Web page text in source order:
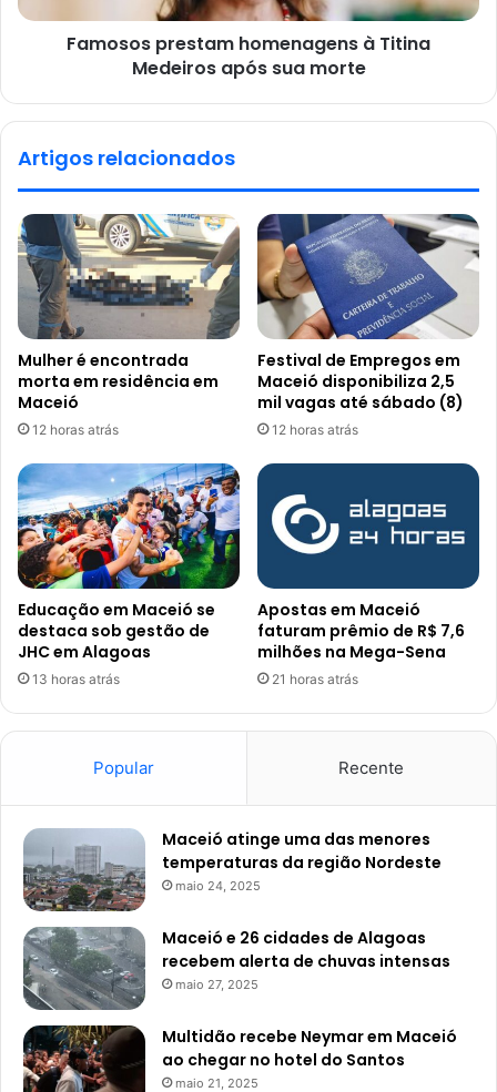
Famosos prestam homenagens à Titina
Medeiros após sua morte
Artigos relacionados
Mulher é encontrada
morta em residência em
Maceió
12 horas atrás
Festival de Empregos em
Maceió disponibiliza 2,5
mil vagas até sábado (8)
12 horas atrás
Educação em Maceió se
destaca sob gestão de
JHC em Alagoas
13 horas atrás
Apostas em Maceió
faturam prêmio de R$ 7,6
milhões na Mega-Sena
21 horas atrás
Popular Recente
Maceió atinge uma das menores
temperaturas da região Nordeste
maio 24, 2025
Maceió e 26 cidades de Alagoas
recebem alerta de chuvas intensas
maio 27, 2025
Multidão recebe Neymar em Maceió
ao chegar no hotel do Santos
maio 21, 2025